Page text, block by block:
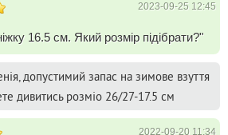
2023-09-25 12:45
16.5 см. Який розмір підібрати?"
допустимий запас на зимове взуття
дивитись розміо 26/27-17.5 см
2022-09-20 11:34